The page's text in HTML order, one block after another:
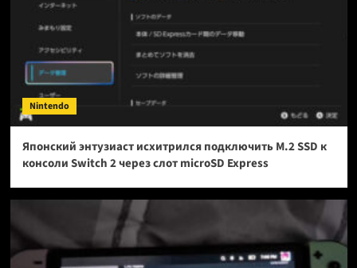
Nintendo
Японский энтузиаст исхитрился подключить M.2 SSD к
консоли Switch 2 через слот microSD Express